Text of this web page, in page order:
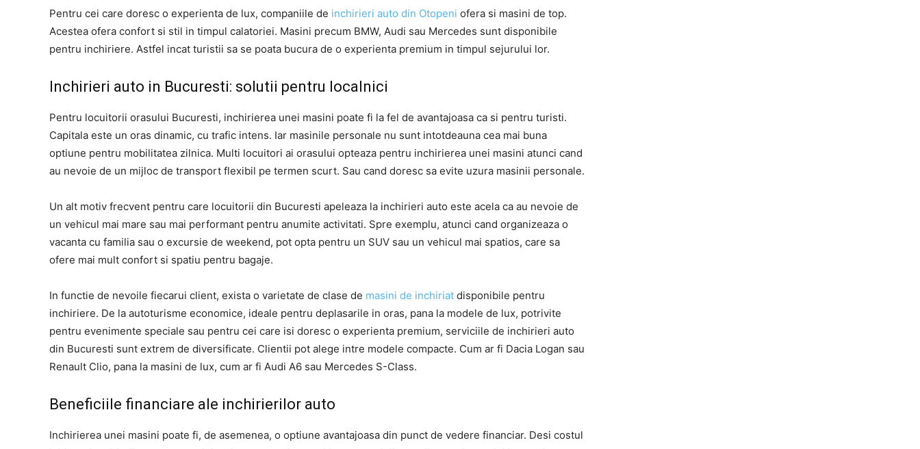
Pentru cei care doresc o experienta de lux, companiile de inchirieri auto din Otopeni ofera si masini de top.
Acestea ofera confort si stil in timpul calatoriei. Masini precum BMW, Audi sau Mercedes sunt disponibile
pentru inchiriere. Astfel incat turistii sa se poata bucura de o experienta premium in timpul sejurului lor.
Inchirieri auto in Bucuresti: solutii pentru localnici
Pentru locuitorii orasului Bucuresti, inchirierea unei masini poate fi la fel de avantajoasa ca si pentru turisti.
Capitala este un oras dinamic, cu trafic intens. Iar masinile personale nu sunt intotdeauna cea mai buna
optiune pentru mobilitatea zilnica. Multi locuitori ai orasului opteaza pentru inchirierea unei masini atunci cand
au nevoie de un mijloc de transport flexibil pe termen scurt. Sau cand doresc sa evite uzura masinii personale.
Un alt motiv frecvent pentru care locuitorii din Bucuresti apeleaza la inchirieri auto este acela ca au nevoie de
un vehicul mai mare sau mai performant pentru anumite activitati. Spre exemplu, atunci cand organizeaza o
vacanta cu familia sau o excursie de weekend, pot opta pentru un SUV sau un vehicul mai spatios, care sa
ofere mai mult confort si spatiu pentru bagaje.
In functie de nevoile fiecarui client, exista o varietate de clase de masini de inchiriat disponibile pentru
inchiriere. De la autoturisme economice, ideale pentru deplasarile in oras, pana la modele de lux, potrivite
pentru evenimente speciale sau pentru cei care isi doresc o experienta premium, serviciile de inchirieri auto
din Bucuresti sunt extrem de diversificate. Clientii pot alege intre modele compacte. Cum ar fi Dacia Logan sau
Renault Clio, pana la masini de lux, cum ar fi Audi A6 sau Mercedes S-Class.
Beneficiile financiare ale inchirierilor auto
Inchirierea unei masini poate fi, de asemenea, o optiune avantajoasa din punct de vedere financiar. Desi costul